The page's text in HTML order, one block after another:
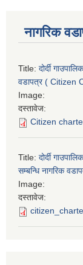
नागरिक
Title: दोर्दी
वडापत्र ( Citizen
Image:
दस्तावेज:
Citizen
Title: दोर्दी
सम्बन्धि नागरिक
Image:
दस्तावेज: